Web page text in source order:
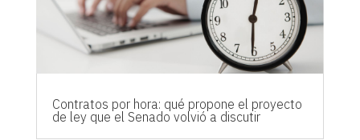
Contratos por hora: qué propone el proyecto
de ley que el Senado volvió a discutir